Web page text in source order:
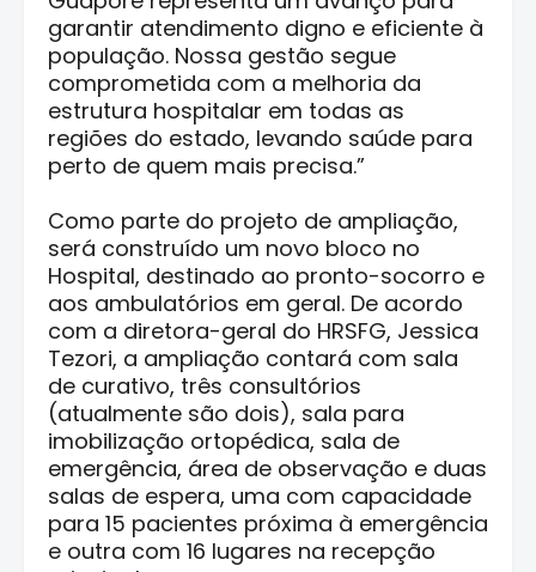
garantir atendimento digno e eficiente à
população. Nossa gestão segue
comprometida com a melhoria da
estrutura hospitalar em todas as
regiões do estado, levando saúde para
perto de quem mais precisa.”
Como parte do projeto de ampliação,
será construído um novo bloco no
Hospital, destinado ao pronto-socorro e
aos ambulatórios em geral. De acordo
com a diretora-geral do HRSFG, Jessica
Tezori, a ampliação contará com sala
de curativo, três consultórios
(atualmente são dois), sala para
imobilização ortopédica, sala de
emergência, área de observação e duas
salas de espera, uma com capacidade
para 15 pacientes próxima à emergência
e outra com 16 lugares na recepção